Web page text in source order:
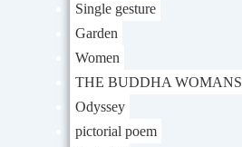
Single gesture
Garden
Women
THE BUDDHA WOMANS
Odyssey
pictorial poem